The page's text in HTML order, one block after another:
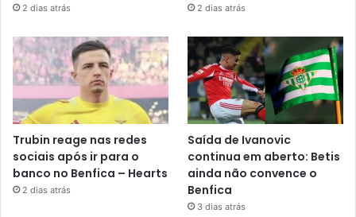
2 dias atrás 2 dias atrás
Trubin reage nas redes
sociais após ir para o
banco no Benfica – Hearts
2 dias atrás
Saída de Ivanovic
continua em aberto: Betis
ainda não convence o
Benfica
3 dias atrás